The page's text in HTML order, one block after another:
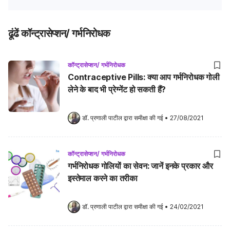
ढूंढें कॉन्ट्रासेप्शन/ गर्भनिरोधक
कॉन्ट्रासेप्शन/ गर्भनिरोधक
Contraceptive Pills: क्या आप गर्भनिरोधक गोली
लेने के बाद भी प्रेग्नेंट हो सकती हैं?
डॉ. प्रणाली पाटील द्वारा समीक्षा की गई • 27/08/2021
कॉन्ट्रासेप्शन/ गर्भनिरोधक
गर्भनिरोधक गोलियों का सेवन: जानें इनके प्रकार और
इस्तेमाल करने का तरीका
डॉ. प्रणाली पाटील द्वारा समीक्षा की गई • 24/02/2021